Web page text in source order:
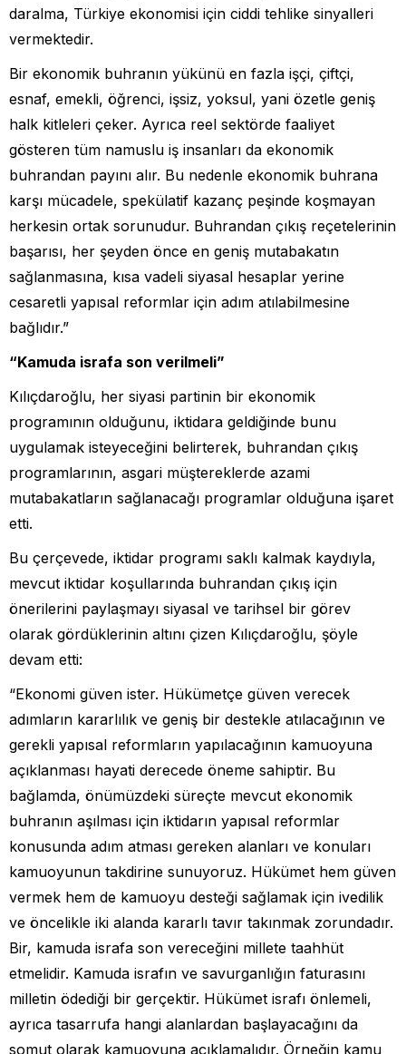
daralma, Türkiye ekonomisi için ciddi tehlike sinyalleri
vermektedir.
Bir ekonomik buhranın yükünü en fazla işçi, çiftçi,
esnaf, emekli, öğrenci, işsiz, yoksul, yani özetle geniş
halk kitleleri çeker. Ayrıca reel sektörde faaliyet
gösteren tüm namuslu iş insanları da ekonomik
buhrandan payını alır. Bu nedenle ekonomik buhrana
karşı mücadele, spekülatif kazanç peşinde koşmayan
herkesin ortak sorunudur. Buhrandan çıkış reçetelerinin
başarısı, her şeyden önce en geniş mutabakatın
sağlanmasına, kısa vadeli siyasal hesaplar yerine
cesaretli yapısal reformlar için adım atılabilmesine
bağlıdır.”
“Kamuda israfa son verilmeli”
Kılıçdaroğlu, her siyasi partinin bir ekonomik
programının olduğunu, iktidara geldiğinde bunu
uygulamak isteyeceğini belirterek, buhrandan çıkış
programlarının, asgari müştereklerde azami
mutabakatların sağlanacağı programlar olduğuna işaret
etti.
Bu çerçevede, iktidar programı saklı kalmak kaydıyla,
mevcut iktidar koşullarında buhrandan çıkış için
önerilerini paylaşmayı siyasal ve tarihsel bir görev
olarak gördüklerinin altını çizen Kılıçdaroğlu, şöyle
devam etti:
“Ekonomi güven ister. Hükümetçe güven verecek
adımların kararlılık ve geniş bir destekle atılacağının ve
gerekli yapısal reformların yapılacağının kamuoyuna
açıklanması hayati derecede öneme sahiptir. Bu
bağlamda, önümüzdeki süreçte mevcut ekonomik
buhranın aşılması için iktidarın yapısal reformlar
konusunda adım atması gereken alanları ve konuları
kamuoyunun takdirine sunuyoruz. Hükümet hem güven
vermek hem de kamuoyu desteği sağlamak için ivedilik
ve öncelikle iki alanda kararlı tavır takınmak zorundadır.
Bir, kamuda israfa son vereceğini millete taahhüt
etmelidir. Kamuda israfın ve savurganlığın faturasını
milletin ödediği bir gerçektir. Hükümet israfı önlemeli,
ayrıca tasarrufa hangi alanlardan başlayacağını da
somut olarak kamuoyuna açıklamalıdır. Örneğin kamu